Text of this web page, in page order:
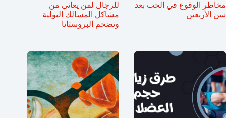
مخاطر الوقوع في الحب بعد
سن الأربعين
للرجال لمن يعاني من
مشاكل المسالك البولية
وتضخم البروستاتا